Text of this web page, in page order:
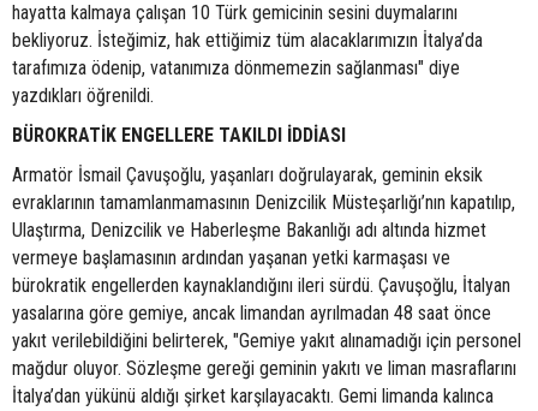
hayatta kalmaya çalışan 10 Türk gemicinin sesini duymalarını
bekliyoruz. İsteğimiz, hak ettiğimiz tüm alacaklarımızın İtalya’da
tarafımıza ödenip, vatanımıza dönmemezin sağlanması" diye
yazdıkları öğrenildi.
BÜROKRATİK ENGELLERE TAKILDI İDDİASI
Armatör İsmail Çavuşoğlu, yaşanları doğrulayarak, geminin eksik
evraklarının tamamlanmamasının Denizcilik Müsteşarlığı’nın kapatılıp,
Ulaştırma, Denizcilik ve Haberleşme Bakanlığı adı altında hizmet
vermeye başlamasının ardından yaşanan yetki karmaşası ve
bürokratik engellerden kaynaklandığını ileri sürdü. Çavuşoğlu, İtalyan
yasalarına göre gemiye, ancak limandan ayrılmadan 48 saat önce
yakıt verilebildiğini belirterek, "Gemiye yakıt alınamadığı için personel
mağdur oluyor. Sözleşme gereği geminin yakıtı ve liman masraflarını
İtalya’dan yükünü aldığı şirket karşılayacaktı. Gemi limanda kalınca